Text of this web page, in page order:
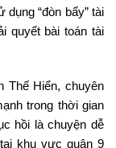
“đòn bẩy” tài
quyết bài toán tài
Thế Hiển, chuyên
trong thời gian
hồi là chuyện dễ
khu vực quận 9